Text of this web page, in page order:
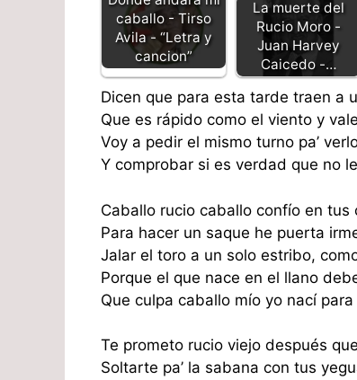
caballo - Tirso
Avila - “Letra y
cancion”
La muerte del
Rucio Moro -
Juan Harvey
Caicedo -…
Dicen que para esta tarde traen a
Que es rápido como el viento y
Voy a pedir el mismo turno pa’
Y comprobar si es verdad que no
Caballo rucio caballo confío en tus
Para hacer un saque he puerta
Jalar el toro a un solo estribo,
Porque el que nace en el llano
Que culpa caballo mío yo nací
Te prometo rucio viejo después
Soltarte pa’ la sabana con tus